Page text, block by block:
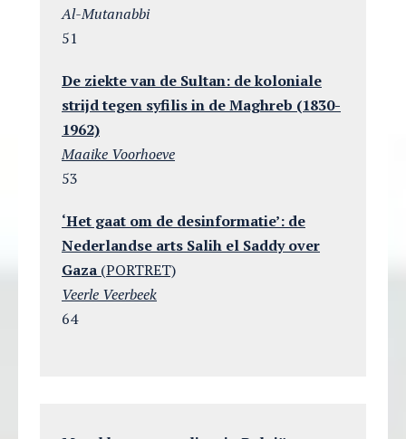
Al-Mutanabbi
51
De ziekte van de Sultan: de koloniale
strijd tegen syfilis in de Maghreb (1830-
1962)
Maaike Voorhoeve
53
‘Het gaat om de desinformatie’: de
Nederlandse arts Salih el Saddy over
Gaza (PORTRET)
Veerle Veerbeek
64